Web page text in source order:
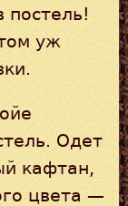
постель!
уж
Одет
кафтан,
цвета —